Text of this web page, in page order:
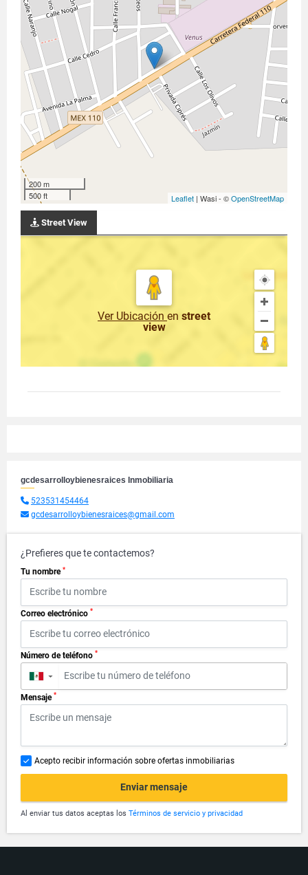
200 m
500 ft
Leaflet | Wasi - ©OpenStreetMap
Street View
Ver Ubicación en street
view
gcdesarrolloybienesraices Inmobiliaria
523531454464
gcdesarrolloybienesraices@gmail.com
¿Prefieres que te contactemos?
Tu nombre *
Correo electrónico *
Número de teléfono *
▼
Mensaje *
Acepto recibir información sobre ofertas inmobiliarias
Enviar mensaje
Al enviar tus datos aceptas los Términos de servicio y privacidad